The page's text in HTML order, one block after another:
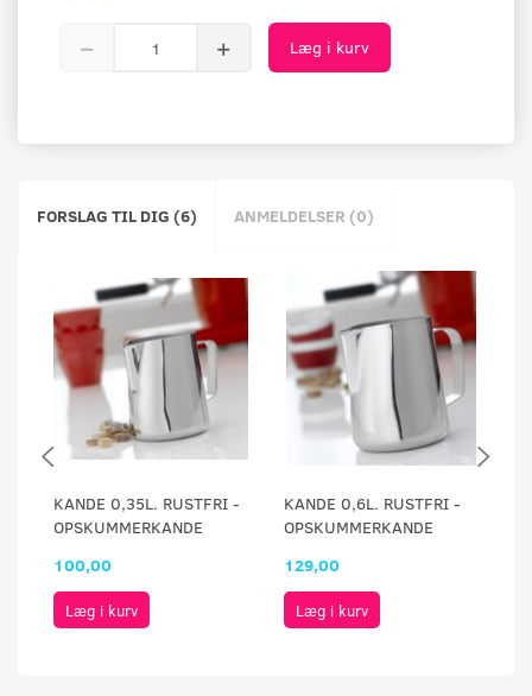
Læg i kurv
FORSLAG TIL DIG (6) ANMELDELSER (0)
KANDE 0,35L. RUSTFRI -
OPSKUMMERKANDE
100,00
Læg i kurv
KANDE 0,6L. RUSTFRI -
OPSKUMMERKANDE
129,00
Læg i kurv